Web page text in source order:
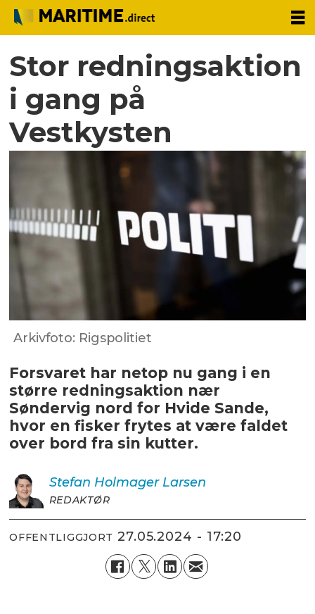
Stor redningsaktion
i gang på
Vestkysten
Arkivfoto: Rigspolitiet
Forsvaret har netop nu gang i en
større redningsaktion nær
Søndervig nord for Hvide Sande,
hvor en fisker frytes at være faldet
over bord fra sin kutter.
Stefan Holmager Larsen
REDAKTØR
OFFENTLIGGJORT 27.05.2024 - 17:20